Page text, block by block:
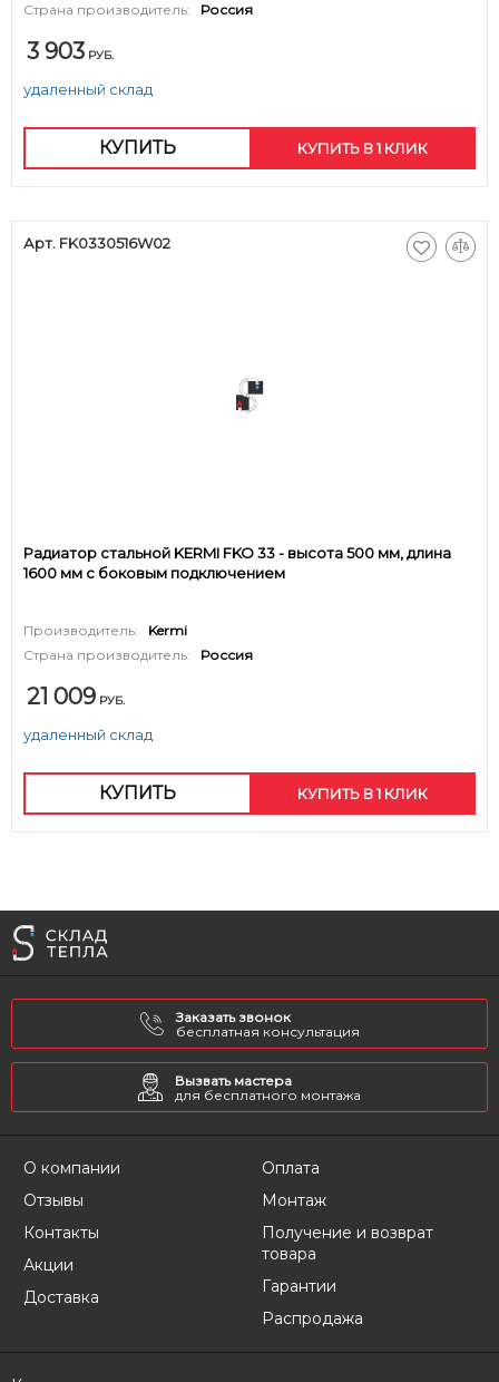
Страна производитель:
Россия
3 903 РУБ.
удаленный склад
КУПИТЬ КУПИТЬ В 1 КЛИК
Арт. FK0330516W02
Радиатор стальной KERMI FKO 33 - высота 500 мм, длина
1600 мм с боковым подключением
Производитель:
Kermi
Страна производитель:
Россия
21 009 РУБ.
удаленный склад
КУПИТЬ КУПИТЬ В 1 КЛИК
Заказать звонок
бесплатная консультация
Вызвать мастера
для бесплатного монтажа
О компании
Отзывы
Контакты
Акции
Доставка
Оплата
Монтаж
Получение и возврат
товара
Гарантии
Распродажа